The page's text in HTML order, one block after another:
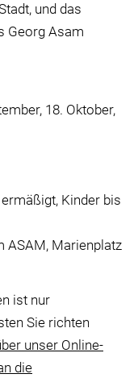
und das
Georg Asam
18. Oktober,
Kinder bis
ASAM, Marienplatz
ist nur
Sie richten
unser Online-
die